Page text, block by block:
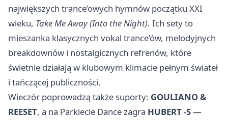
największych trance’owych hymnów początku XXI
wieku, Take Me Away (Into the Night). Ich sety to
mieszanka klasycznych vokal trance’ów, melodyjnych
breakdownów i nostalgicznych refrenów, które
świetnie działają w klubowym klimacie pełnym świateł
i tańczącej publiczności.
Wieczór poprowadzą także suporty: GOULIANO &
REESET, a na Parkiecie Dance zagra HUBERT -S—